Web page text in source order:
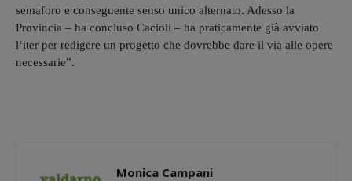
semaforo e conseguente senso unico alternato. Adesso la
Provincia – ha concluso Cacioli – ha praticamente già avviato
l’iter per redigere un progetto che dovrebbe dare il via alle opere
necessarie”.
Monica Campani